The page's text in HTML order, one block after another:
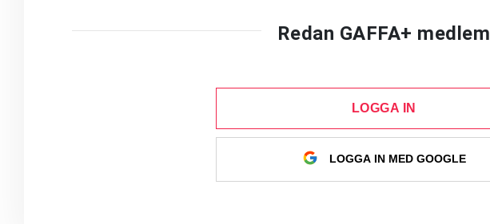
Redan GAFFA+ medlem
LOGGA IN
LOGGA IN MED GOOGLE